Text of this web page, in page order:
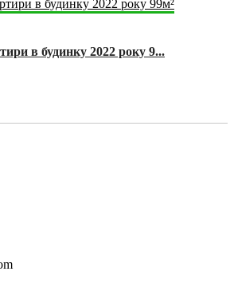
в будинку 2022 року 9...